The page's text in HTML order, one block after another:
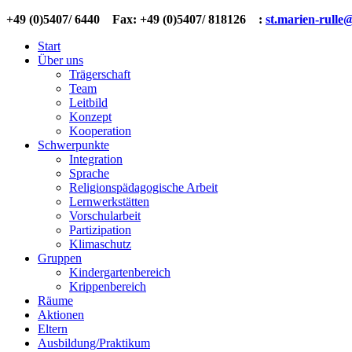
+49 (0)5407/ 6440 Fax: +49 (0)5407/ 818126 : st.marien-
Start
Über uns
Trägerschaft
Team
Leitbild
Konzept
Kooperation
Schwerpunkte
Integration
Sprache
Religionspädagogische Arbeit
Lernwerkstätten
Vorschularbeit
Partizipation
Klimaschutz
Gruppen
Kindergartenbereich
Krippenbereich
Räume
Aktionen
Eltern
Ausbildung/Praktikum